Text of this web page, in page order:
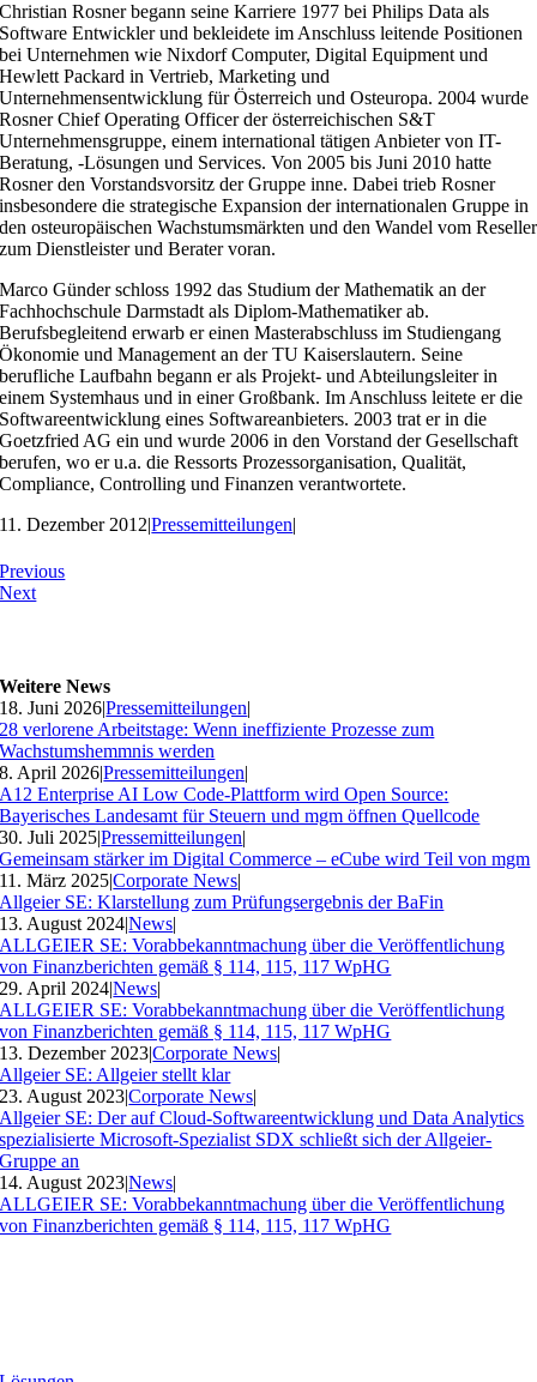
Christian Rosner begann seine Karriere 1977 bei Philips Data als
Software Entwickler und bekleidete im Anschluss leitende Positionen
bei Unternehmen wie Nixdorf Computer, Digital Equipment und
Hewlett Packard in Vertrieb, Marketing und
Unternehmensentwicklung für Österreich und Osteuropa. 2004 wurde
Rosner Chief Operating Officer der österreichischen S&T
Unternehmensgruppe, einem international tätigen Anbieter von IT-
Beratung, -Lösungen und Services. Von 2005 bis Juni 2010 hatte
Rosner den Vorstandsvorsitz der Gruppe inne. Dabei trieb Rosner
insbesondere die strategische Expansion der internationalen Gruppe in
den osteuropäischen Wachstumsmärkten und den Wandel vom Reseller
zum Dienstleister und Berater voran.
Marco Günder schloss 1992 das Studium der Mathematik an der
Fachhochschule Darmstadt als Diplom-Mathematiker ab.
Berufsbegleitend erwarb er einen Masterabschluss im Studiengang
Ökonomie und Management an der TU Kaiserslautern. Seine
berufliche Laufbahn begann er als Projekt- und Abteilungsleiter in
einem Systemhaus und in einer Großbank. Im Anschluss leitete er die
Softwareentwicklung eines Softwareanbieters. 2003 trat er in die
Goetzfried AG ein und wurde 2006 in den Vorstand der Gesellschaft
berufen, wo er u.a. die Ressorts Prozessorganisation, Qualität,
Compliance, Controlling und Finanzen verantwortete.
11. Dezember 2012|Pressemitteilungen|
Previous
Next
Weitere News
18. Juni 2026|Pressemitteilungen|
28 verlorene Arbeitstage: Wenn ineffiziente Prozesse zum
Wachstumshemmnis werden
8. April 2026|Pressemitteilungen|
A12 Enterprise AI Low Code-Plattform wird Open Source:
Bayerisches Landesamt für Steuern und mgm öffnen Quellcode
30. Juli 2025|Pressemitteilungen|
Gemeinsam stärker im Digital Commerce – eCube wird Teil von mgm
11. März 2025|Corporate News|
Allgeier SE: Klarstellung zum Prüfungsergebnis der BaFin
13. August 2024|News|
ALLGEIER SE: Vorabbekanntmachung über die Veröffentlichung
von Finanzberichten gemäß § 114, 115, 117 WpHG
29. April 2024|News|
ALLGEIER SE: Vorabbekanntmachung über die Veröffentlichung
von Finanzberichten gemäß § 114, 115, 117 WpHG
13. Dezember 2023|Corporate News|
Allgeier SE: Allgeier stellt klar
23. August 2023|Corporate News|
Allgeier SE: Der auf Cloud-Softwareentwicklung und Data Analytics
spezialisierte Microsoft-Spezialist SDX schließt sich der Allgeier-
Gruppe an
14. August 2023|News|
ALLGEIER SE: Vorabbekanntmachung über die Veröffentlichung
von Finanzberichten gemäß § 114, 115, 117 WpHG